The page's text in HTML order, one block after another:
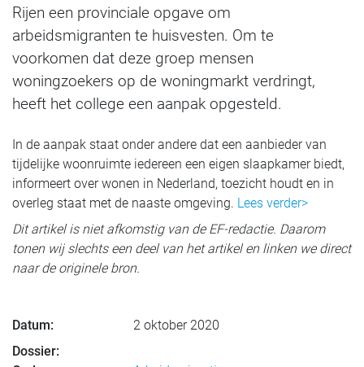
Rijen een provinciale opgave om
arbeidsmigranten te huisvesten. Om te
voorkomen dat deze groep mensen
woningzoekers op de woningmarkt verdringt,
heeft het college een aanpak opgesteld.
In de aanpak staat onder andere dat een aanbieder van
tijdelijke woonruimte iedereen een eigen slaapkamer biedt,
informeert over wonen in Nederland, toezicht houdt en in
overleg staat met de naaste omgeving. Lees verder>
Dit artikel is niet afkomstig van de EF-redactie. Daarom
tonen wij slechts een deel van het artikel en linken we direct
naar de originele bron.
Datum:
2 oktober 2020
Dossier: